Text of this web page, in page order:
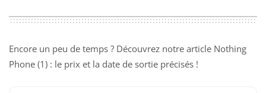
Encore un peu de temps ? Découvrez notre article Nothing
Phone (1) : le prix et la date de sortie précisés !